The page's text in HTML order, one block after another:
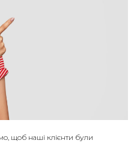
щоб наші клієнти були